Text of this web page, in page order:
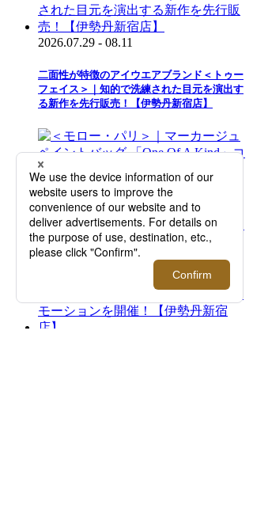
2026.07.29 - 08.11
二面性が特徴のアイウエアブランド＜トゥー
フェイス＞｜知的で洗練された目元を演出す
る新作を先行販売！【伊勢丹新宿店】
2026.08.05 - 08.18
＜モロー・パリ＞｜マーカージュペイントバ
ッグ 「One Of A Kind」コレクションを期間
限定でご紹介【伊勢丹新宿店】